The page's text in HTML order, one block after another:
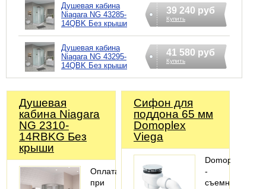
Душевая кабина
Niagara NG 43285-
14QBK Без крыши
39 240 руб
Купить
Душевая кабина
Niagara NG 43295-
14QBK Без крыши
41 580 руб
Купить
Душевая
кабина Niagara
NG 2310-
14RBKG Без
крыши
Оплата
при
Сифoн для
поддона 65 мм
Domoplex
Viega
Domoplex
-
съемный